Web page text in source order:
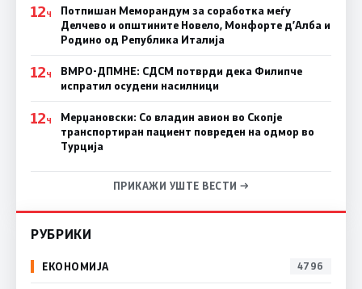
12Ч
Потпишан Меморандум за соработка меѓу
Делчево и општините Новело, Монфорте д’Алба и
Родино од Република Италија
12Ч
ВМРО-ДПМНЕ: СДСM потврди дека Филипче
испратил осудени насилници
12Ч
Мерџановски: Со владин авион во Скопје
транспортиран пациент повреден на одмор во
Турција
ПРИКАЖИ УШТЕ ВЕСТИ →
РУБРИКИ
ЕКОНОМИЈА 4796